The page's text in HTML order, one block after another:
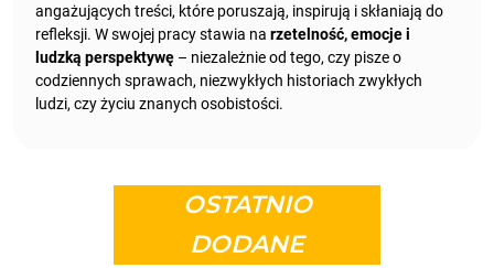
angażujących treści, które poruszają, inspirują i skłaniają do
refleksji. W swojej pracy stawia na rzetelność, emocje i
ludzką perspektywę – niezależnie od tego, czy pisze o
codziennych sprawach, niezwykłych historiach zwykłych
ludzi, czy życiu znanych osobistości.
OSTATNIO
DODANE